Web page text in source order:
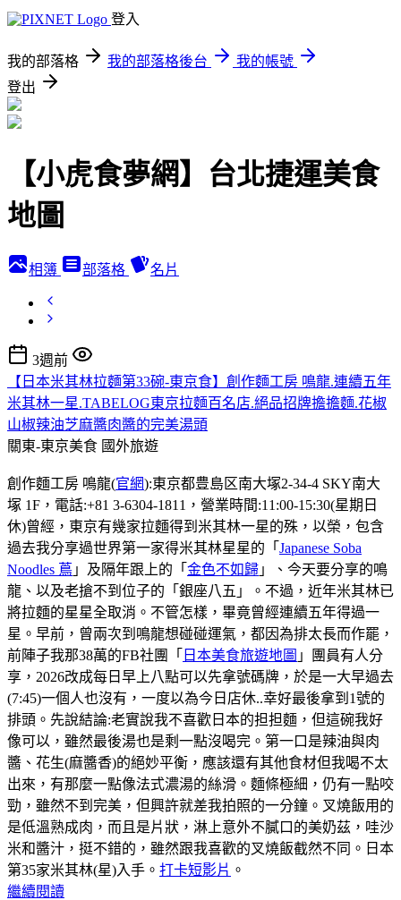
登入
我的部落格 我的部落格後台
我的帳號
登出
【小虎食夢網】台北捷運美食
地圖
相簿 部落格 名片
3週前
【日本米其林拉麵第33碗-東京食】創作麵工房 鳴龍.連續五年
米其林一星.TABELOG東京拉麵百名店.絕品招牌擔擔麵.花椒
山椒辣油芝麻醬肉醬的完美湯頭
關東-東京美食 國外旅遊
創作麵工房 鳴龍(官網):東京都豊島区南大塚2-34-4 SKY南大
塚 1F，電話:+81 3-6304-1811，營業時間:11:00-15:30(星期日
休)曾經，東京有幾家拉麵得到米其林一星的殊，以榮，包含
過去我分享過世界第一家得米其林星星的「 Japanese Soba
Noodles 蔦 」及隔年跟上的「 金色不如歸 」、今天要分享的鳴
龍、以及老搶不到位子的「銀座八五」。不過，近年米其林已
將拉麵的星星全取消。不管怎樣，畢竟曾經連續五年得過一
星。早前，曾兩次到鳴龍想碰碰運氣，都因為排太長而作罷，
前陣子我那38萬的FB社團「 日本美食旅遊地圖 」團員有人分
享，2026改成每日早上八點可以先拿號碼牌，於是一大早過去
(7:45)一個人也沒有，一度以為今日店休..幸好最後拿到1號的
排頭。先說結論:老實說我不喜歡日本的担担麵，但這碗我好
像可以，雖然最後湯也是剩一點沒喝完。第一口是辣油與肉
醬、花生(麻醬香)的絕妙平衡，應該還有其他食材但我喝不太
出來，有那麼一點像法式濃湯的絲滑。麵條極細，仍有一點咬
勁，雖然不到完美，但興許就差我拍照的一分鐘。叉燒飯用的
是低溫熟成肉，而且是片狀，淋上意外不膩口的美奶茲，哇沙
米和醬汁，挺不錯的，雖然跟我喜歡的叉燒飯截然不同。日本
第35家米其林(星)入手。 打卡短影片 。
繼續閱讀